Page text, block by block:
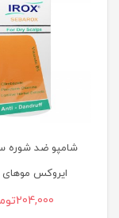
شامپو ضد شوره
ایروکس
204,000